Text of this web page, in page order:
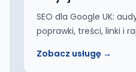
SEO dla Google UK:
poprawki, treści, linki i
Zobacz usługę →